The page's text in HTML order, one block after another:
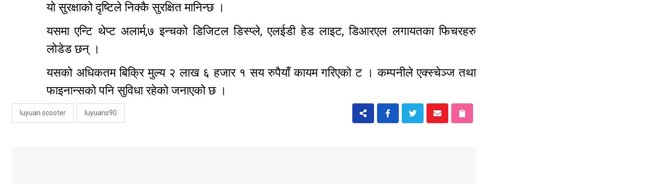
यो सुरक्षाको दृष्टिले निक्कै सुरक्षित मानिन्छ ।
यसमा एन्टि थेप्ट अलार्म,७ इन्चको डिजिटल डिस्प्ले, एलईडी हेड लाइट, डिआरएल लगायतका फिचरहरु
लोडेड छन् ।
यसको अधिकतम बिक्रि मुल्य २ लाख ६ हजार १ सय रुपैयाँ कायम गरिएको ट । कम्पनीले एक्स्चेञ्ज तथा
फाइनान्सको पनि सुविधा रहेको जनाएको छ ।
luyuan scooter luyuans90